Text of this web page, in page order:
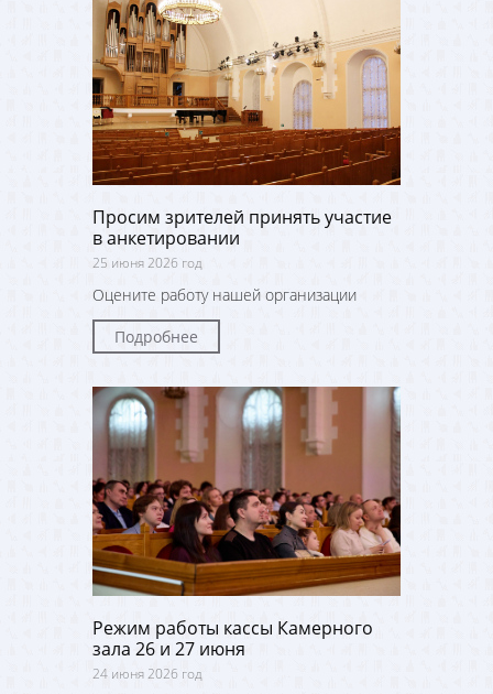
Просим зрителей принять участие
в анкетировании
25 июня 2026 год
Оцените работу нашей организации
Подробнее
Режим работы кассы Камерного
зала 26 и 27 июня
24 июня 2026 год